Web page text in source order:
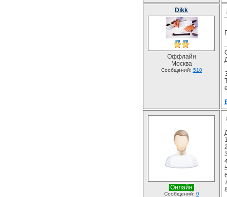
Dikk
Оффлайн
Москва
Сообщений: 510
Онлайн
Сообщений: 0